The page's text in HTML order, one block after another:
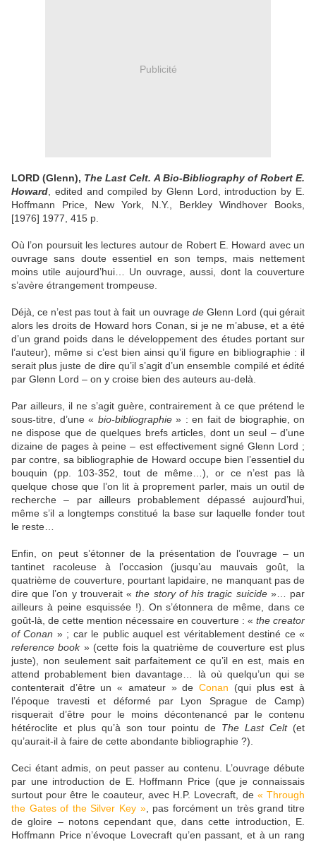
Publicité
LORD (Glenn), The Last Celt. A Bio-Bibliography of Robert E.
Howard , edited and compiled by Glenn Lord, introduction by E.
Hoffmann Price, New York, N.Y., Berkley Windhover Books,
[1976] 1977, 415 p.
Où l’on poursuit les lectures autour de Robert E. Howard avec un
ouvrage sans doute essentiel en son temps, mais nettement
moins utile aujourd’hui… Un ouvrage, aussi, dont la couverture
s’avère étrangement trompeuse.
Déjà, ce n’est pas tout à fait un ouvrage de Glenn Lord (qui gérait
alors les droits de Howard hors Conan, si je ne m’abuse, et a été
d’un grand poids dans le développement des études portant sur
l’auteur), même si c’est bien ainsi qu’il figure en bibliographie : il
serait plus juste de dire qu’il s’agit d’un ensemble compilé et édité
par Glenn Lord – on y croise bien des auteurs au-delà.
Par ailleurs, il ne s’agit guère, contrairement à ce que prétend le
sous-titre, d’une « bio-bibliographie» : en fait de biographie, on
ne dispose que de quelques brefs articles, dont un seul – d’une
dizaine de pages à peine – est effectivement signé Glenn Lord ;
par contre, sa bibliographie de Howard occupe bien l’essentiel du
bouquin (pp. 103-352, tout de même…), or ce n’est pas là
quelque chose que l’on lit à proprement parler, mais un outil de
recherche – par ailleurs probablement dépassé aujourd’hui,
même s’il a longtemps constitué la base sur laquelle fonder tout
le reste…
Enfin, on peut s’étonner de la présentation de l’ouvrage – un
tantinet racoleuse à l’occasion (jusqu’au mauvais goût, la
quatrième de couverture, pourtant lapidaire, ne manquant pas de
dire que l’on y trouverait «the story of his tragic suicide»… par
ailleurs à peine esquissée !). On s’étonnera de même, dans ce
goût-là, de cette mention nécessaire en couverture : « the creator
of Conan » ; car le public auquel est véritablement destiné ce «
reference book» (cette fois la quatrième de couverture est plus
juste), non seulement sait parfaitement ce qu’il en est, mais en
attend probablement bien davantage… là où quelqu’un qui se
contenterait d’être un « amateur » deConan (qui plus est à
l’époque travesti et déformé par Lyon Sprague de Camp)
risquerait d’être pour le moins décontenancé par le contenu
hétéroclite et plus qu’à son tour pointu de The Last Celt(et
qu’aurait-il à faire de cette abondante bibliographie ?).
Ceci étant admis, on peut passer au contenu. L’ouvrage débute
par une introduction de E. Hoffmann Price (que je connaissais
surtout pour être le coauteur, avec H.P. Lovecraft, de « Through
the Gates of the Silver Key », pas forcément un très grand titre
de gloire – notons cependant que, dans cette introduction, E.
Hoffmann Price n’évoque Lovecraft qu’en passant, et à un rang